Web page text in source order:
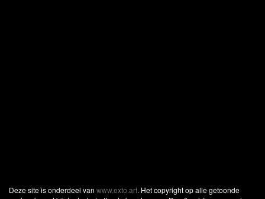
Deze site is onderdeel van www.exto.art. Het copyright op alle getoonde